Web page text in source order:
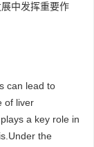
中发挥重要作
can lead to
of liver
a key role in
the